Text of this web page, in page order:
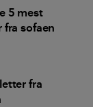
5 mest
sofaen
fra